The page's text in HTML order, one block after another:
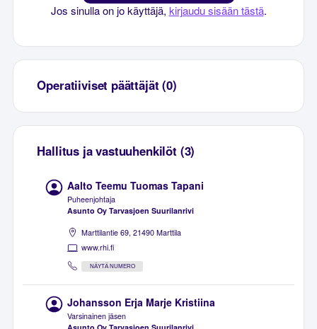
Jos sinulla on jo käyttäjä, kirjaudu sisään tästä.
Operatiiviset päättäjät (0)
Hallitus ja vastuuhenkilöt (3)
Aalto Teemu Tuomas Tapani
Puheenjohtaja
Asunto Oy Tarvasjoen Suurilanrivi
Marttilantie 69, 21490 Marttila
www.rhi.fi
NÄYTÄ NUMERO
Johansson Erja Marje Kristiina
Varsinainen jäsen